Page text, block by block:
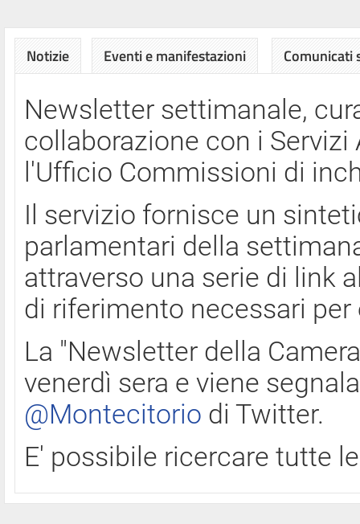
Notizie Eventi e manifestazioni Comunicati
Newsletter settimanale,
collaborazione con i
l'Ufficio Commissioni di
Il servizio fornisce un
parlamentari della
attraverso una serie di link
di riferimento necessari
La "Newsletter della
venerdì sera e viene
@Montecitorio di Twitter.
E' possibile ricercare tutte